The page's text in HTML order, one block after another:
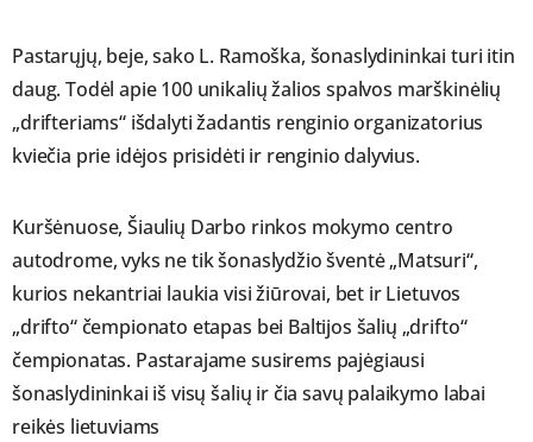
Pastarųjų, beje, sako L. Ramoška, šonaslydininkai turi itin
daug. Todėl apie 100 unikalių žalios spalvos marškinėlių
„drifteriams“ išdalyti žadantis renginio organizatorius
kviečia prie idėjos prisidėti ir renginio dalyvius.
Kuršėnuose, Šiaulių Darbo rinkos mokymo centro
autodrome, vyks ne tik šonaslydžio šventė „Matsuri“,
kurios nekantriai laukia visi žiūrovai, bet ir Lietuvos
„drifto“ čempionato etapas bei Baltijos šalių „drifto“
čempionatas. Pastarajame susirems pajėgiausi
šonaslydininkai iš visų šalių ir čia savų palaikymo labai
reikės lietuviams